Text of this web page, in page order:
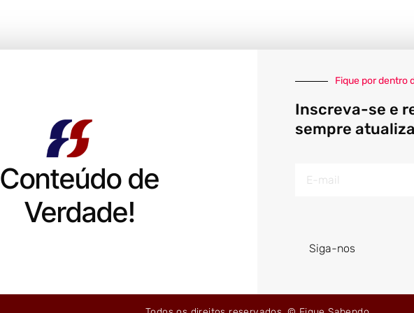
Conteúdo de
Verdade!
Fique por dentro
Inscreva-se e
sempre
Siga-nos